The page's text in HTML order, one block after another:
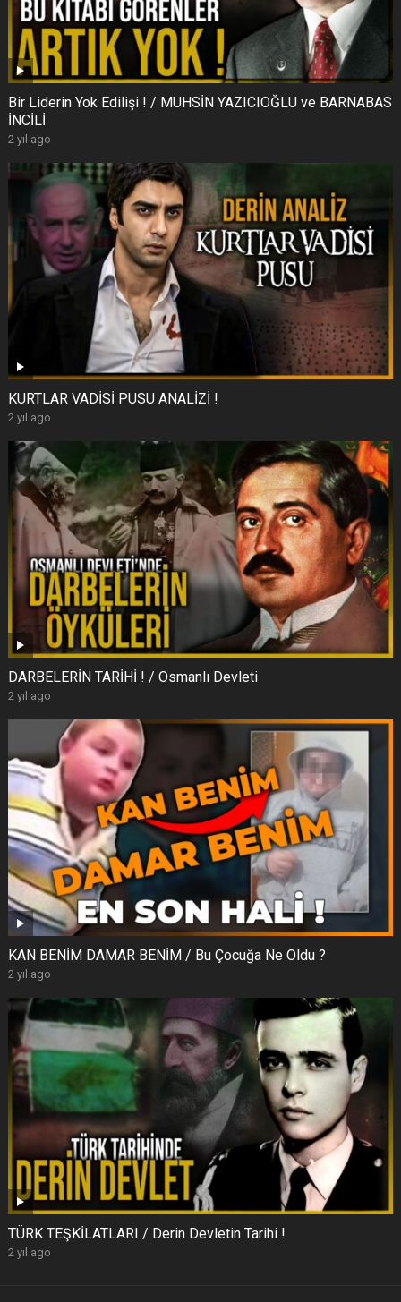
Bir Liderin Yok Edilişi ! / MUHSİN YAZICIOĞLU ve BARNABAS
İNCİLİ
2 yıl ago
KURTLAR VADİSİ PUSU ANALİZİ !
2 yıl ago
DARBELERİN TARİHİ ! / Osmanlı Devleti
2 yıl ago
KAN BENİM DAMAR BENİM / Bu Çocuğa Ne Oldu ?
2 yıl ago
TÜRK TEŞKİLATLARI / Derin Devletin Tarihi !
2 yıl ago